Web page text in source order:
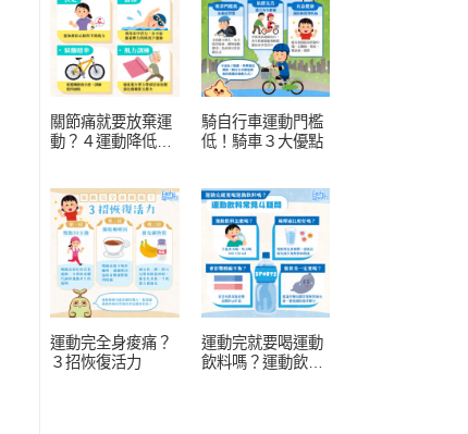
關節痛就要放棄運
動？４運動降低膝
騎自行車運動門檻
低！騎車３大優點
運動完全身痠痛？
３招恢復活力
運動完就要喝運動
飲料嗎？運動飲料